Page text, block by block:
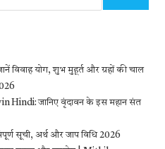
विवाह योग, शुभ मुहूर्त और ग्रहों की चाल
Hindi: जानिए वृंदावन के इस महान संत
सूची, अर्थ और जाप विधि 2026